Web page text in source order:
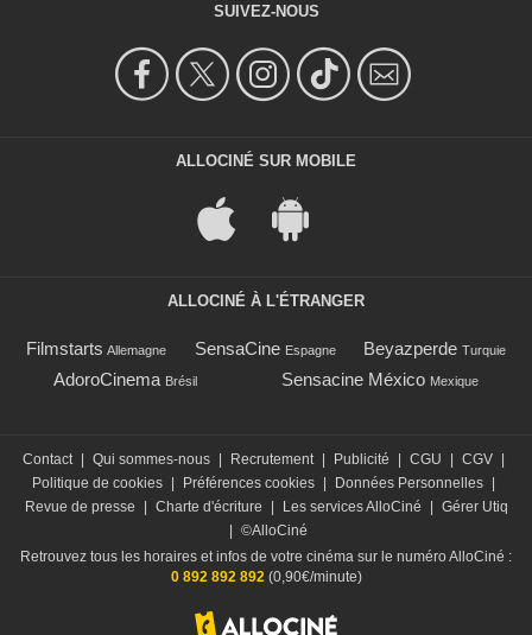
SUIVEZ-NOUS
ALLOCINÉ SUR MOBILE
ALLOCINÉ À L'ÉTRANGER
Filmstarts Allemagne SensaCine Espagne Beyazperde Turquie
AdoroCinema Brésil Sensacine México Mexique
Contact Qui sommes-nous Recrutement Publicité CGU CGV
Politique de cookies
Préférences cookies Données Personnelles
Revue de presse
Charte d'écriture Les services AlloCiné
Gérer Utiq
©AlloCiné
Retrouvez tous les horaires et infos de votre cinéma sur le numéro AlloCiné :
0 892 892 892(0,90€/minute)